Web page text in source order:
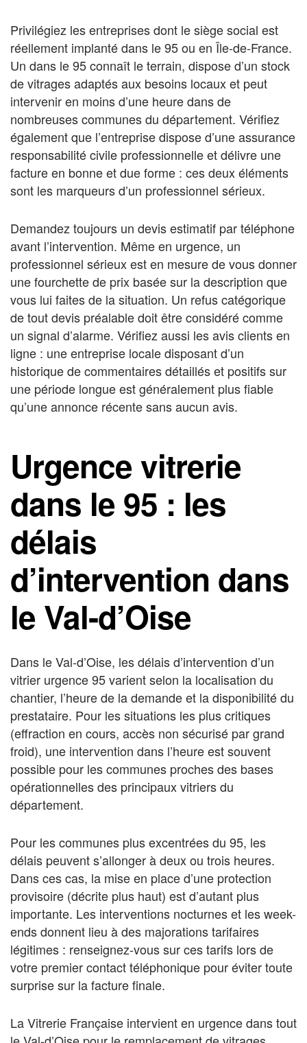
Privilégiez les entreprises dont le siège social est
réellement implanté dans le 95 ou en Île-de-France.
Un dans le 95 connaît le terrain, dispose d’un stock
de vitrages adaptés aux besoins locaux et peut
intervenir en moins d’une heure dans de
nombreuses communes du département. Vérifiez
également que l’entreprise dispose d’une assurance
responsabilité civile professionnelle et délivre une
facture en bonne et due forme : ces deux éléments
sont les marqueurs d’un professionnel sérieux.
Demandez toujours un devis estimatif par téléphone
avant l’intervention. Même en urgence, un
professionnel sérieux est en mesure de vous donner
une fourchette de prix basée sur la description que
vous lui faites de la situation. Un refus catégorique
de tout devis préalable doit être considéré comme
un signal d’alarme. Vérifiez aussi les avis clients en
ligne : une entreprise locale disposant d’un
historique de commentaires détaillés et positifs sur
une période longue est généralement plus fiable
qu’une annonce récente sans aucun avis.
Urgence vitrerie
dans le 95 : les
délais
d’intervention dans
le Val-d’Oise
Dans le Val-d’Oise, les délais d’intervention d’un
vitrier urgence 95 varient selon la localisation du
chantier, l’heure de la demande et la disponibilité du
prestataire. Pour les situations les plus critiques
(effraction en cours, accès non sécurisé par grand
froid), une intervention dans l’heure est souvent
possible pour les communes proches des bases
opérationnelles des principaux vitriers du
département.
Pour les communes plus excentrées du 95, les
délais peuvent s’allonger à deux ou trois heures.
Dans ces cas, la mise en place d’une protection
provisoire (décrite plus haut) est d’autant plus
importante. Les interventions nocturnes et les week-
ends donnent lieu à des majorations tarifaires
légitimes : renseignez-vous sur ces tarifs lors de
votre premier contact téléphonique pour éviter toute
surprise sur la facture finale.
La Vitrerie Française intervient en urgence dans tout